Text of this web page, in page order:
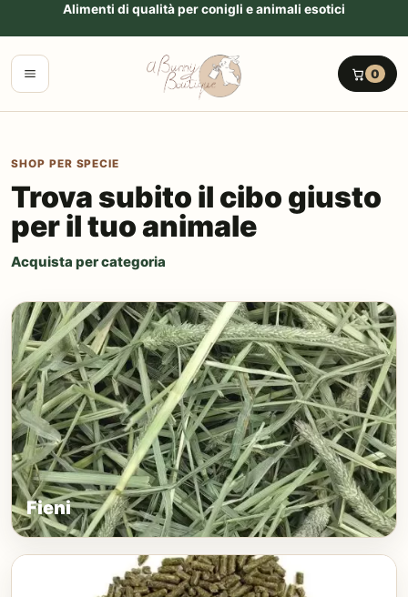
Vai al contenutoAlimenti di qualità per conigli e animali esotici
Menu 0
SHOP PER SPECIE
Trova subito il cibo giusto
per il tuo animale
Acquista per categoria
Fieni